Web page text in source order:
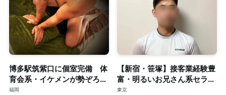
博多駅筑紫口に個室完備 体
育会系・イケメンが勢ぞろ
い！！只今、新規スタッフも
福岡
【新宿・笹塚】接客業経験豊
富・明るいお兄さん系セラピ
ストによる本格ゲイマッサー
東京